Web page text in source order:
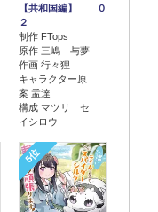
【共和国編】 ０
２
制作 FTops
原作 三嶋 与夢
作画 行々狸
キャラクター原
案 孟達
構成 マツリ セ
イシロウ
5位